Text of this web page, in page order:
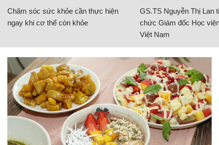
Chăm sóc sức khỏe cần thực hiện
ngay khi cơ thể còn khỏe
GS.TS Nguyễn Thị Lan
chức Giám đốc Học
Việt Nam